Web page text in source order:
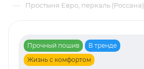
— Простыня Евро, перкаль (Россана)
Прочный пошив
В тренде
Жизнь с комфортом